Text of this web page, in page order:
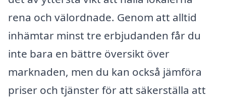
rena och välordnade. Genom att alltid
inhämtar minst tre erbjudanden får du
inte bara en bättre översikt över
marknaden, men du kan också jämföra
priser och tjänster för att säkerställa att